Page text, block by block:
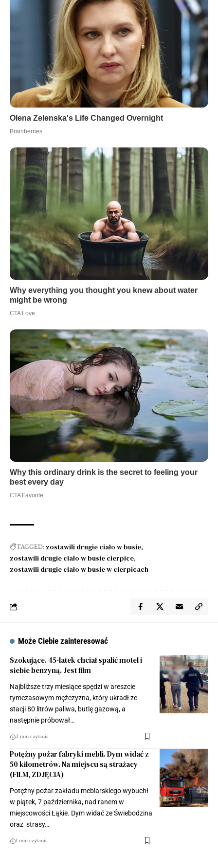
TAGGED: zostawili drugie ciało w busie
zostawili drugie ciało w busie cierpice
zostawili drugie ciało w busie w cierpicach
Może Ciebie zainteresować
Szokujące. 45-latek chciał spalić motel i
siebie benzyną. Jest film
Najbliższe trzy miesiące spędzi w areszcie
tymczasowym mężczyzna, który ukradł ze
stacji 80 litrów paliwa, butlę gazową, a
następnie próbował…
2 min czytania
Potężny pożar fabryki mebli. Dym widać z
50 kilometrów. Na miejscu są strażacy
(FILM, ZDJĘCIA)
Potężny pożar zakładu meblarskiego wybuchł
w piątek, 7 października, nad ranem w
miejscowości Łąkie. Dym widać ze Świebodzina
oraz strasy…
1 min czytania